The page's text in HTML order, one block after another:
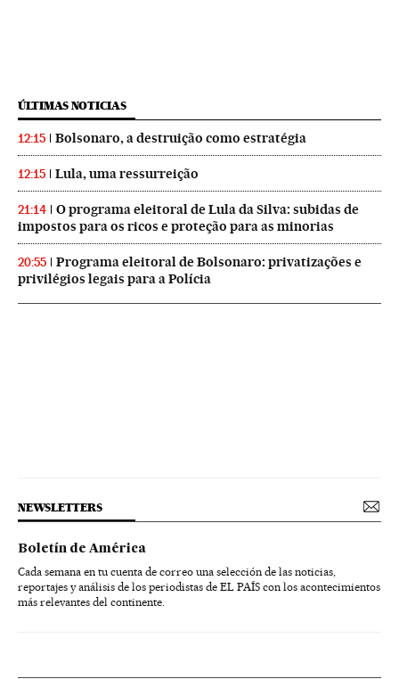
ÚLTIMAS NOTICIAS
12:15 Bolsonaro, a destruição como estratégia
12:15 Lula, uma ressurreição
21:14
O programa eleitoral de Lula da Silva: subidas de
impostos para os ricos e proteção para as minorias
20:55
Programa eleitoral de Bolsonaro: privatizações e
privilégios legais para a Polícia
NEWSLETTERS
Boletín de América
Cada semana en tu cuenta de correo una selección de las noticias,
reportajes y análisis de los periodistas de EL PAÍS con los acontecimientos
más relevantes del continente.